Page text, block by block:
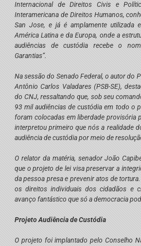
Internacional de Direitos Civis e
Interamericana de Direitos Humanos,
San Jose, e já é amplamente utilizada
América Latina e da Europa, onde a
audiências de custódia recebe o
Garantias”.
Na sessão do Senado Federal, o autor do
Antônio Carlos Valadares (PSB-SE),
do CNJ, ressaltando que, sob seu
93 mil audiências de custódia em todo o
foram colocadas em liberdade provisória
interpretou primeiro que nós a realidade
audiência de custódia por meio de
O relator da matéria, senador João
que o projeto de lei visa preservar a
da pessoa presa e prevenir atos de
os direitos individuais dos cidadãos e
avanço fantástico que só a democracia
Projeto Audiência de Custódia
O projeto foi implantado pelo Conselho